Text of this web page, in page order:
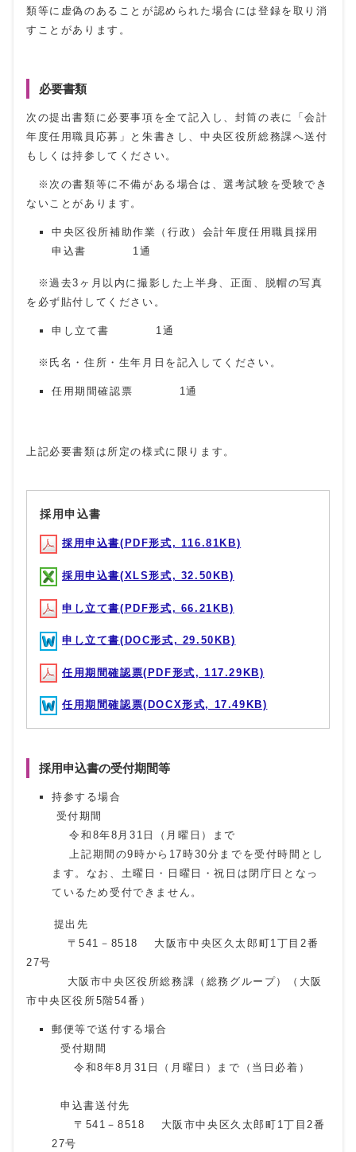
類等に虚偽のあることが認められた場合には登録を取り消
すことがあります。
必要書類
次の提出書類に必要事項を全て記入し、封筒の表に「会計
年度任用職員応募」と朱書きし、中央区役所総務課へ送付
もしくは持参してください。
※次の書類等に不備がある場合は、選考試験を受験でき
ないことがあります。
中央区役所補助作業（行政）会計年度任用職員採用
申込書 1通
※過去3ヶ月以内に撮影した上半身、正面、脱帽の写真
を必ず貼付してください。
申し立て書 1通
※氏名・住所・生年月日を記入してください。
任用期間確認票 1通
上記必要書類は所定の様式に限ります。
採用申込書
採用申込書(PDF形式, 116.81KB)
採用申込書(XLS形式, 32.50KB)
申し立て書(PDF形式, 66.21KB)
申し立て書(DOC形式, 29.50KB)
任用期間確認票(PDF形式, 117.29KB)
任用期間確認票(DOCX形式, 17.49KB)
採用申込書の受付期間等
持参する場合
受付期間
令和8年8月31日（月曜日）まで
上記期間の9時から17時30分までを受付時間とし
ます。なお、土曜日・日曜日・祝日は閉庁日となっ
ているため受付できません。
提出先
〒541－8518 大阪市中央区久太郎町1丁目2番
27号
大阪市中央区役所総務課（総務グループ）（大阪
市中央区役所5階54番）
郵便等で送付する場合
受付期間
令和8年8月31日（月曜日）まで（当日必着）
申込書送付先
〒541－8518 大阪市中央区久太郎町1丁目2番
27号